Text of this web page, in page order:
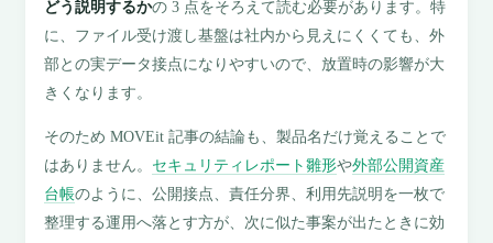
どう説明するかの 3 点をそろえて読む必要があります。特
に、ファイル受け渡し基盤は社内から見えにくくても、外
部との実データ接点になりやすいので、放置時の影響が大
きくなります。
そのため MOVEit 記事の結論も、製品名だけ覚えることで
はありません。 セキュリティレポート雛形や外部公開資産
台帳のように、公開接点、責任分界、利用先説明を一枚で
整理する運用へ落とす方が、次に似た事案が出たときに効